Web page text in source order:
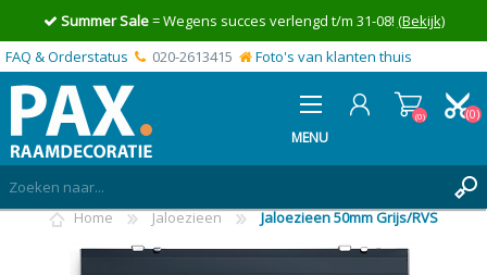
Summer Sale= Wegens succes verlengd t/m 31-08! (Bekijk)
FAQ & Orderstatus
020-2613415 Foto's van klanten thuis
MENU
(0)
(0)
Home Jaloezieen Jaloezieen 50mm Grijs/RVS